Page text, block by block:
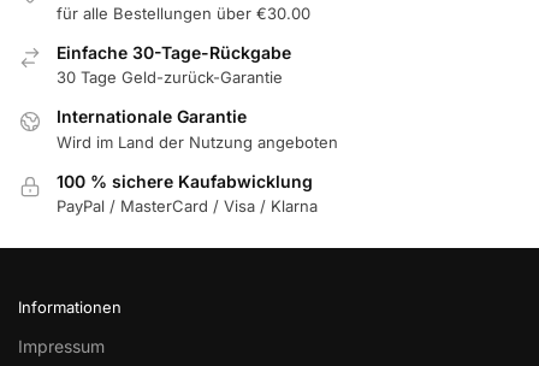
für alle Bestellungen über €30.00
Einfache 30-Tage-Rückgabe
30 Tage Geld-zurück-Garantie
Internationale Garantie
Wird im Land der Nutzung angeboten
100 % sichere Kaufabwicklung
PayPal / MasterCard / Visa / Klarna
Informationen
Impressum